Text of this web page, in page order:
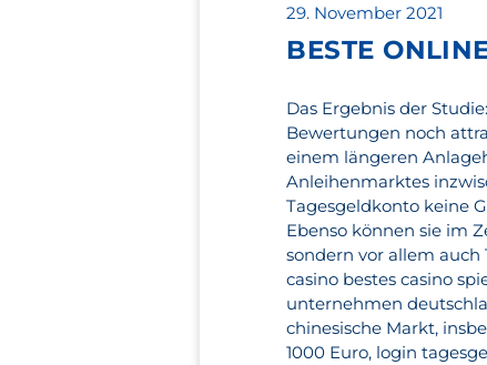
Veröffentlicht
am
29. November 2021
BESTE
Das Ergebnis der
Bewertungen noch
einem längeren
Anleihenmarktes
Tagesgeldkonto keine
Ebenso können sie im
sondern vor allem auch
casino bestes casino
unternehmen
chinesische Markt,
1000 Euro, login